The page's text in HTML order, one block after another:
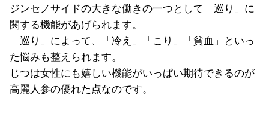
ジンセノサイドの大きな働きの一つとして「巡り」に
関する機能があげられます。
「巡り」によって、「冷え」「こり」「貧血」といっ
た悩みも整えられます。
じつは女性にも嬉しい機能がいっぱい期待できるのが
高麗人参の優れた点なのです。